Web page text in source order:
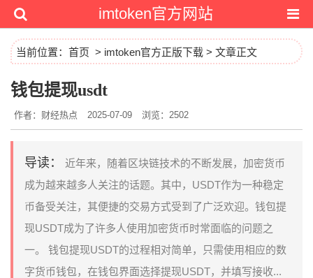
imtoken官方网站
当前位置： 首页 > imtoken官方正版下载 > 文章正文
钱包提现usdt
作者：财经热点 2025-07-09 浏览：2502
导读：
近年来，随着区块链技术的不断发展，加密货币
成为越来越多人关注的话题。其中，USDT作为一种稳定
币备受关注，其便捷的交易方式受到了广泛欢迎。钱包提
现USDT成为了许多人使用加密货币时常面临的问题之
一。 钱包提现USDT的过程相对简单，只需使用相应的数
字货币钱包，在钱包界面选择提现USDT，并填写接收...